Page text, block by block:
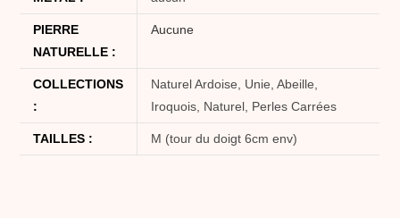
PIERRE
NATURELLE :
Aucune
COLLECTIONS
:
Naturel Ardoise, Unie, Abeille,
Iroquois, Naturel, Perles Carrées
TAILLES : M (tour du doigt 6cm env)